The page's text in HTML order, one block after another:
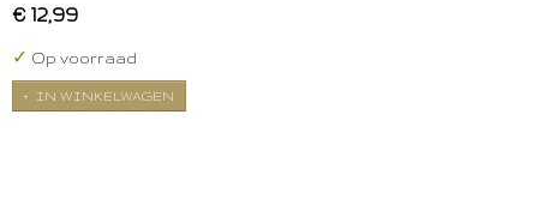
€ 12,99
✓ Op voorraad
IN WINKELWAGEN